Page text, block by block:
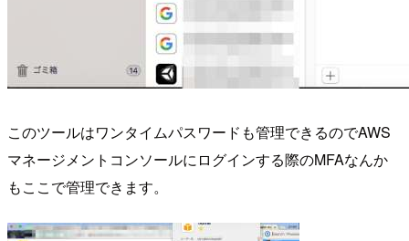
このツールはワンタイムパスワードも管理できるのでAWS
マネージメントコンソールにログインする際のMFAなんか
もここで管理できます。